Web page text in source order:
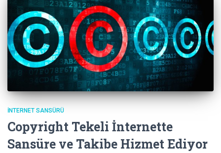
İNTERNET SANSÜRÜ
Copyright Tekeli İnternette
Sansüre ve Takibe Hizmet Ediyor